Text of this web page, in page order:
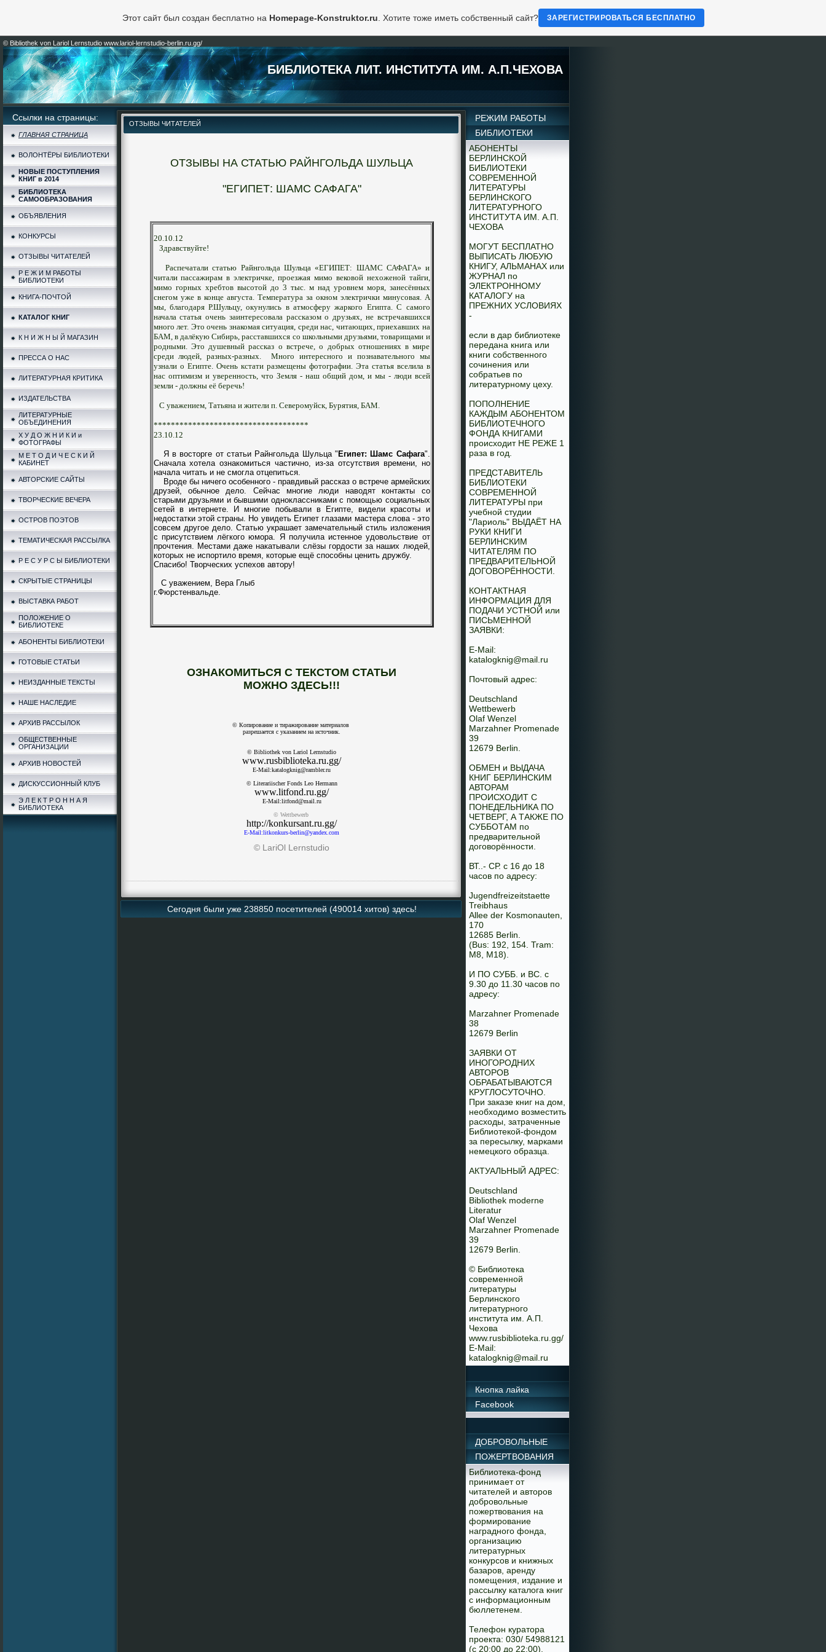
© Bibliothek von Lariol Lernstudio www.lariol-lernstudio-berlin.ru.gg/
БИБЛИОТЕКА ЛИТ. ИНСТИТУТА ИМ. А.П.ЧЕХОВА
Ссылки на страницы:
ГЛАВНАЯ СТРАНИЦА
ВОЛОНТЁРЫ БИБЛИОТЕКИ
НОВЫЕ ПОСТУПЛЕНИЯ
КНИГ в 2014
БИБЛИОТЕКА
САМООБРАЗОВАНИЯ
ОБЪЯВЛЕНИЯ
КОНКУРСЫ
ОТЗЫВЫ ЧИТАТЕЛЕЙ
Р Е Ж И М РАБОТЫ
БИБЛИОТЕКИ
КНИГА-ПОЧТОЙ
КАТАЛОГ КНИГ
К Н И Ж Н Ы Й МАГАЗИН
ПРЕССА О НАС
ЛИТЕРАТУРНАЯ КРИТИКА
ИЗДАТЕЛЬСТВА
ЛИТЕРАТУРНЫЕ
ОБЪЕДИНЕНИЯ
Х У Д О Ж Н И К И и
ФОТОГРАФЫ
М Е Т О Д И Ч Е С К И Й
КАБИНЕТ
АВТОРСКИЕ САЙТЫ
ТВОРЧЕСКИЕ ВЕЧЕРА
ОСТРОВ ПОЭТОВ
ТЕМАТИЧЕСКАЯ РАССЫЛКА
Р Е С У Р С Ы БИБЛИОТЕКИ
СКРЫТЫЕ СТРАНИЦЫ
ВЫСТАВКА РАБОТ
ПОЛОЖЕНИЕ О
БИБЛИОТЕКЕ
АБОНЕНТЫ БИБЛИОТЕКИ
ГОТОВЫЕ СТАТЬИ
НЕИЗДАННЫЕ ТЕКСТЫ
НАШЕ НАСЛЕДИЕ
АРХИВ РАССЫЛОК
ОБЩЕСТВЕННЫЕ
ОРГАНИЗАЦИИ
АРХИВ НОВОСТЕЙ
ДИСКУССИОННЫЙ КЛУБ
Э Л Е К Т Р О Н Н А Я
БИБЛИОТЕКА
ОТЗЫВЫ ЧИТАТЕЛЕЙ
ОТЗЫВЫ НА СТАТЬЮ РАЙНГОЛЬДА ШУЛЬЦА
"ЕГИПЕТ: ШАМС САФАГА"
20.10.12
Здравствуйте!
Распечатали статью Райнгольда Шульца «ЕГИПЕТ: ШАМС САФАГА» и
читали пассажирам в электричке, проезжая мимо вековой нехоженой тайги,
мимо горных хребтов высотой до 3 тыс. м над уровнем моря, занесённых
снегом уже в конце августа. Температура за окном электрички минусовая. А
мы, благодаря Р.Шульцу, окунулись в атмосферу жаркого Египта. С самого
начала статья очень заинтересовала рассказом о друзьях, не встречавшихся
много лет. Это очень знакомая ситуация, среди нас, читающих, приехавших на
БАМ, в далёкую Сибирь, расставшихся со школьными друзьями, товарищами и
родными. Это душевный рассказ о встрече, о добрых отношениях в мире
среди людей, разных-разных. Много интересного и познавательного мы
узнали о Египте. Очень кстати размещены фотографии. Эта статья вселила в
нас оптимизм и уверенность, что Земля - наш общий дом, и мы - люди всей
земли - должны её беречь!
С уважением, Татьяна и жители п. Северомуйск, Бурятия, БАМ.
************************************
23.10.12
Я в восторге от статьи Райнгольда Шульца " Египет: Шамс Сафага".
Сначала хотела ознакомиться частично, из-за отсутствия времени, но
начала читать и не смогла отцепиться.
Вроде бы ничего особенного - правдивый рассказ о встрече армейских
друзей, обычное дело. Сейчас многие люди наводят контакты со
старыми друзьями и бывшими одноклассниками с помощью социальных
сетей в интернете. И многие побывали в Египте, видели красоты и
недостатки этой страны. Но увидеть Египет глазами мастера слова - это
совсем другое дело. Статью украшает замечательный стиль изложения
с присутствием лёгкого юмора. Я получила истенное удовольствие от
прочтения. Местами даже накатывали слёзы гордости за наших людей,
которых не испортило время, которые ещё способны ценить дружбу.
Спасибо! Творческих успехов автору!
С уважением, Вера Глыб
г.Фюрстенвальде.
ОЗНАКОМИТЬСЯ С ТЕКСТОМ СТАТЬИ
МОЖНО ЗДЕСЬ!!!
© Копирование и тиражирование материалов
разрешается с указанием на источник.
© Bibliothek von Lariol Lernstudio
www.rusbiblioteka.ru.gg/
E-Mail:katalogknig@rambler.ru
© Literariischer Fonds Leo Hermann
www.litfond.ru.gg/
E-Mail:litfond@mail.ru
© Wettbewerb
http://konkursant.ru.gg/
E-Mail:litkonkurs-berlin@yandex.com
© LariOl Lernstudio
Сегодня были уже 238850 посетителей (490014 хитов) здесь!
РЕЖИМ РАБОТЫ
БИБЛИОТЕКИ
АБОНЕНТЫ
БЕРЛИНСКОЙ
БИБЛИОТЕКИ
СОВРЕМЕННОЙ
ЛИТЕРАТУРЫ
БЕРЛИНСКОГО
ЛИТЕРАТУРНОГО
ИНСТИТУТА ИМ. А.П.
ЧЕХОВА
МОГУТ БЕСПЛАТНО
ВЫПИСАТЬ ЛЮБУЮ
КНИГУ, АЛЬМАНАХ или
ЖУРНАЛ по
ЭЛЕКТРОННОМУ
КАТАЛОГУ на
ПРЕЖНИХ УСЛОВИЯХ
-
если в дар библиотеке
передана книга или
книги собственного
сочинения или
собратьев по
литературному цеху.
ПОПОЛНЕНИЕ
КАЖДЫМ АБОНЕНТОМ
БИБЛИОТЕЧНОГО
ФОНДА КНИГАМИ
происходит НЕ РЕЖЕ 1
раза в год.
ПРЕДСТАВИТЕЛЬ
БИБЛИОТЕКИ
СОВРЕМЕННОЙ
ЛИТЕРАТУРЫ при
учебной студии
"Лариоль" ВЫДАЁТ НА
РУКИ КНИГИ
БЕРЛИНСКИМ
ЧИТАТЕЛЯМ ПО
ПРЕДВАРИТЕЛЬНОЙ
ДОГОВОРЁННОСТИ.
КОНТАКТНАЯ
ИНФОРМАЦИЯ ДЛЯ
ПОДАЧИ УСТНОЙ или
ПИСЬМЕННОЙ
ЗАЯВКИ:
E-Mail:
katalogknig@mail.ru
Почтовый адрес:
Deutschland
Wettbewerb
Olaf Wenzel
Marzahner Promenade
39
12679 Berlin.
ОБМЕН и ВЫДАЧА
КНИГ БЕРЛИНСКИМ
АВТОРАМ
ПРОИСХОДИТ С
ПОНЕДЕЛЬНИКА ПО
ЧЕТВЕРГ, А ТАКЖЕ ПО
СУББОТАМ по
предварительной
договорённости.
ВТ..- СР. с 16 до 18
часов по адресу:
Jugendfreizeitstaette
Treibhaus
Allee der Kosmonauten,
170
12685 Berlin.
(Bus: 192, 154. Tram:
M8, M18).
И ПО СУББ. и ВС. с
9.30 до 11.30 часов по
адресу:
Marzahner Promenade
38
12679 Berlin
ЗАЯВКИ ОТ
ИНОГОРОДНИХ
АВТОРОВ
ОБРАБАТЫВАЮТСЯ
КРУГЛОСУТОЧНО.
При заказе книг на дом,
необходимо возместить
расходы, затраченные
Библиотекой-фондом
за пересылку, марками
немецкого образца.
АКТУАЛЬНЫЙ АДРЕС:
Deutschland
Bibliothek moderne
Literatur
Olaf Wenzel
Marzahner Promenade
39
12679 Berlin.
© Библиотека
современной
литературы
Берлинского
литературного
института им. А.П.
Чехова
www.rusbiblioteka.ru.gg/
E-Mail:
katalogknig@mail.ru
Кнопка лайка
Facebook
ДОБРОВОЛЬНЫЕ
ПОЖЕРТВОВАНИЯ
Библиотека-фонд
принимает от
читателей и авторов
добровольные
пожертвования на
формирование
наградного фонда,
организацию
литературных
конкурсов и книжных
базаров, аренду
помещения, издание и
рассылку каталога книг
с информационным
бюллетенем.
Телефон куратора
проекта: 030/ 54988121
(с 20:00 до 22:00).
Этот сайт был создан бесплатно на Homepage-Konstruktor.ru . Хотите тоже иметь собственный сайт? ЗАРЕГИСТРИРОВАТЬСЯ БЕСПЛАТНО